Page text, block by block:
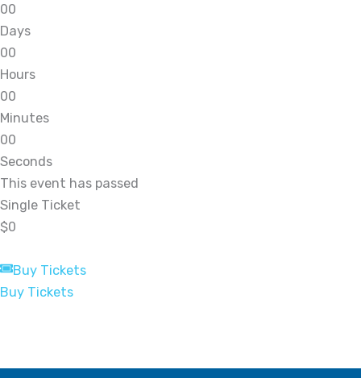
00
Days
00
Hours
00
Minutes
00
Seconds
This event has passed
Single Ticket
$0
Buy Tickets
Buy Tickets